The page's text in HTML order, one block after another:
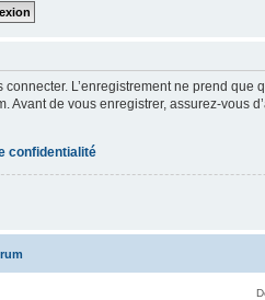
L’enregistrement ne prend
Avant de vous enregistrer, assurez-vous
confidentialité